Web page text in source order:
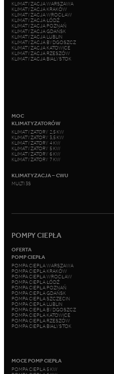
KLIMATYZACJA WARSZAWA
KLIMATYZACJA KRAKÓW
KLIMATYZACJA WROCŁAW
KLIMATYZACJA ŁÓDŹ
KLIMATYZACJA POZNAŃ
KLIMATYZACJA GDAŃSK
KLIMATYZACJA LUBLIN
KLIMATYZACJA BYDGOSZCZ
KLIMATYZACJA KATOWICE
KLIMATYZACJA RZESZÓW
KLIMATYZACJA BIAŁYSTOK
MOC
KLIMATYZATORÓW
KLIMATYZATORY 2,5 KW
KLIMATYZATORY 3,5 KW
KLIMATYZATORY 4 KW
KLIMATYZATORY 5 KW
KLIMATYZATORY 6 KW
KLIMATYZATORY 7 KW
KLIMATYZACJA – CWU
MULTI 3S
POMPY CIEPŁA
OFERTA
POMP CIEPŁA
POMPA CIEPŁA WARSZAWA
POMPA CIEPŁA KRAKÓW
POMPA CIEPŁA WROCŁAW
POMPA CIEPŁA ŁÓDŹ
POMPA CIEPŁA POZNAŃ
POMPA CIEPŁA GDAŃSK
POMPA CIEPŁA SZCZECIN
POMPA CIEPŁA LUBLIN
POMPA CIEPŁA BYDGOSZCZ
POMPA CIEPŁA KATOWICE
POMPA CIEPŁA RZESZÓW
POMPA CIEPŁA BIAŁYSTOK
MOCE POMP CIEPŁA
POMPA CIEPŁA 5 KW